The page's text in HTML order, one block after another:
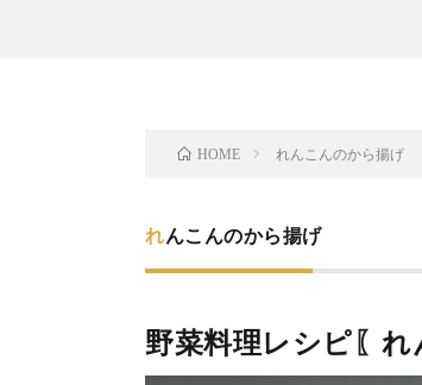
HOME れんこんのから揚げ
れんこんのから揚げ
野菜料理レシピ〖れ